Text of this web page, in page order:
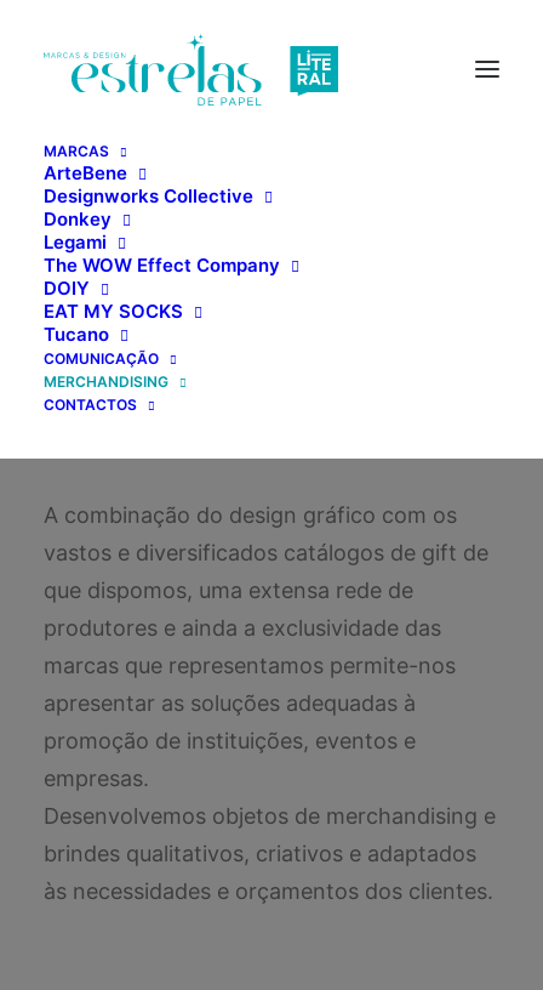
MARCAS
ArteBene
Designworks Collective
Donkey
Legami
The WOW Effect Company
DOIY
EAT MY SOCKS
Tucano
COMUNICAÇÃO
MERCHANDISING
CONTACTOS
MERCHANDISING
BRINDES
Merchandising e brindes de
prestígio para instituições e
A combinação do design gráfico com os
vastos e diversificados catálogos de gift de
que dispomos, uma extensa rede de
produtores e ainda a exclusividade das
marcas que representamos permite-nos
apresentar as soluções adequadas à
promoção de instituições, eventos e
empresas.
Desenvolvemos objetos de merchandising e
brindes qualitativos, criativos e adaptados
às necessidades e orçamentos dos clientes.